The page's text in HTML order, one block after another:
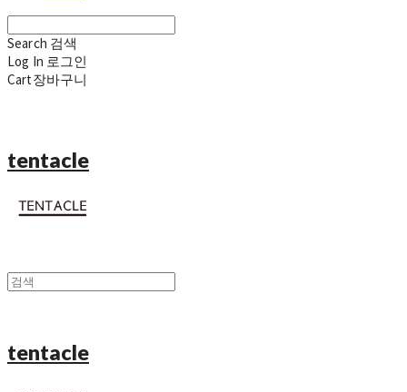
Search 검색
Log In 로그인
Cart장바구니
tentacle
tentacle